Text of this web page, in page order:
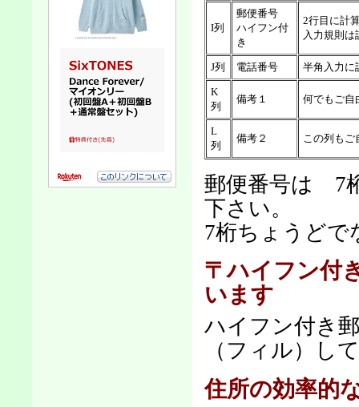
I列
郵便番号
ハイフン付
き
2行目に計
入力規則
J列 電話番号 半角入力に
K
列
備考１ 何でもご自
L
列
備考２ この列も
郵便番号は 7
下さい。
7桁ちょうどで
〒ハイフン付
います
ハイフン付き
（フィル）し
住所の効率的